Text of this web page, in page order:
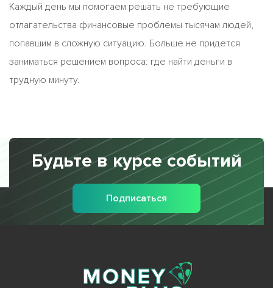
Каждый день мы помогаем решать не требующие
отлагательства финансовые проблемы тысячам людей,
попавшим в сложную ситуацию. Больше не придется
заниматься решением вопроса: где найти деньги в
трудную минуту.
Будьте в курсе событий
Подписаться